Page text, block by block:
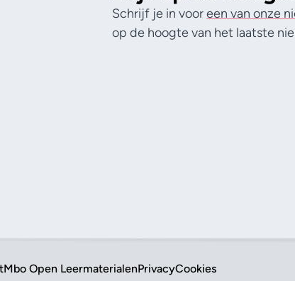
Schrijf je in vooreen van onze
op de hoogte van het laatste
Mbo Open LeermaterialenPrivacyCookies